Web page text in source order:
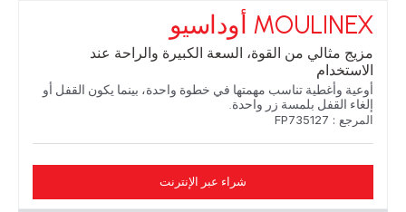
MOULINEX أوداسيو
مزيج مثالي من القوة، السعة الكبيرة والراحة عند
الاستخدام
أوعية وأغطية تناسب مهمتها في خطوة واحدة، بينما يكون القفل أو
إلغاء القفل بلمسة زر واحدة.
المرجع : FP735127
شراء عبر الإنترنت